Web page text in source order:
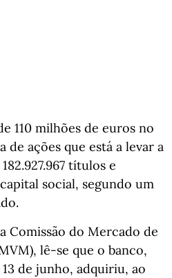
110 milhões de euros no
ações que está a levar a
títulos e
social, segundo um
Comissão do Mercado de
lê-se que o banco,
de junho, adquiriu, ao